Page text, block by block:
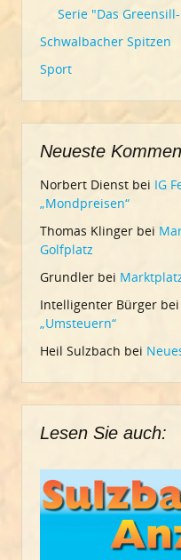
Serie "Das
Schwalbacher Spitzen
Sport
Neueste
Norbert Dienst bei IG
„Mondpreisen“
Thomas Klinger bei
Golfplatz
Grundler bei
Intelligenter Bürger bei
„Umsteuern“
Heil Sulzbach bei
Lesen Sie auch: